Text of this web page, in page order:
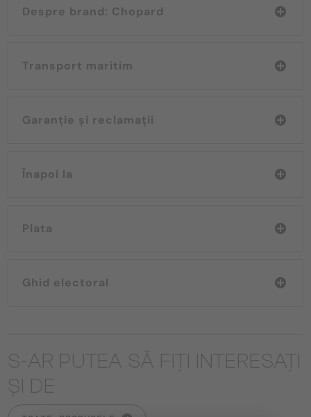
Despre brand: Chopard
Transport maritim
Garanție și reclamații
Înapoi la
Plata
Ghid electoral
S-AR PUTEA SĂ FIȚI INTERESAȚI
ȘI DE